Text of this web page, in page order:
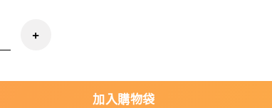
Shading Brush #333 眼下細節子彈型眼影掃 數量
加入購物袋